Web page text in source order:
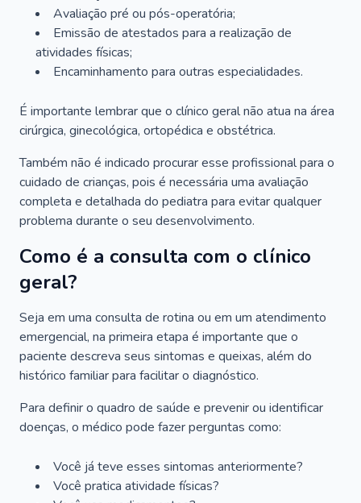
Avaliação pré ou pós-operatória;
Emissão de atestados para a realização de
atividades físicas;
Encaminhamento para outras especialidades.
É importante lembrar que o clínico geral não atua na área
cirúrgica, ginecológica, ortopédica e obstétrica.
Também não é indicado procurar esse profissional para o
cuidado de crianças, pois é necessária uma avaliação
completa e detalhada do pediatra para evitar qualquer
problema durante o seu desenvolvimento.
Como é a consulta com o clínico
geral?
Seja em uma consulta de rotina ou em um atendimento
emergencial, na primeira etapa é importante que o
paciente descreva seus sintomas e queixas, além do
histórico familiar para facilitar o diagnóstico.
Para definir o quadro de saúde e prevenir ou identificar
doenças, o médico pode fazer perguntas como:
Você já teve esses sintomas anteriormente?
Você pratica atividade físicas?